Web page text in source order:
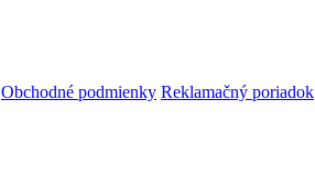
Obchodné podmienky Reklamačný poriadok